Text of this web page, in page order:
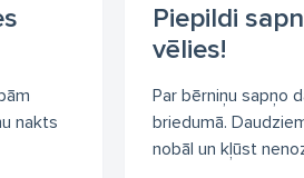
nakts
Piepildi
vēlies!
Par bērniņu sapņo
briedumā.
nobāl un kļūst